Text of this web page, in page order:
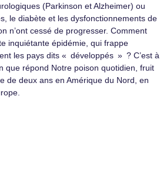
(Parkinson et Alzheimer) ou
le diabète et les dysfonctionnements de
n’ont cessé de progresser. Comment
inquiétante épidémie, qui frappe
les pays dits « développés » ? C’est à
que répond Notre poison quotidien, fruit
de deux ans en Amérique du Nord, en